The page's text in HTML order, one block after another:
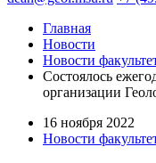
Главная
Новости
Новости
Состоялось
организации
16 ноября 2022
Новости